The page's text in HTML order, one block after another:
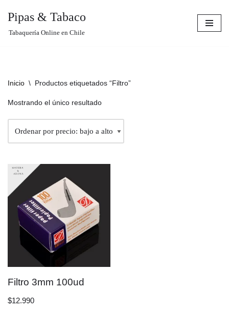
Pipas & Tabaco
Tabaquería Online en Chile
Inicio \ Productos etiquetados “Filtro”
Mostrando el único resultado
Filtro 3mm 100ud
$12.990